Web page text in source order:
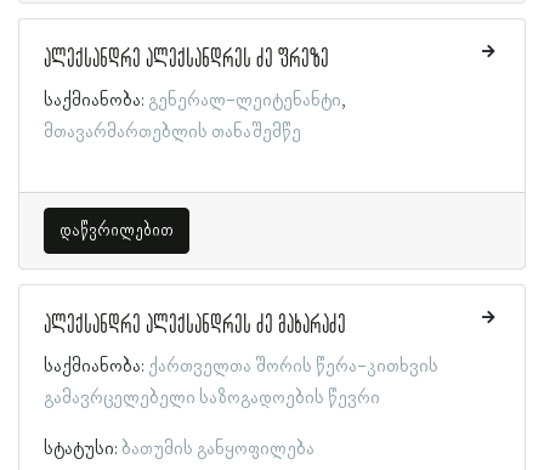
ალექსანდრე ალექსანდრეს ძე ფრეზე
საქმიანობა: გენერალ-ლეიტენანტი
მთავარმართებლის თანაშემწე
დაწვრილებით
ალექსანდრე ალექსანდრეს ძე მახარაძე
საქმიანობა: ქართველთა შორის წერა-კითხვის
გამავრცელებელი საზოგადოების წევრი
სტატუსი: ბათუმის განყოფილება